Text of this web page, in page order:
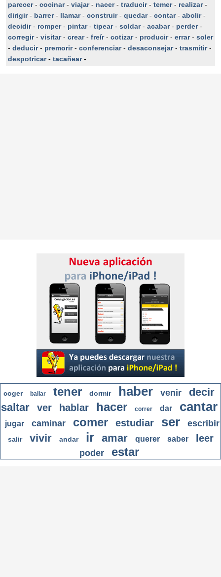
parecer- cocinar- viajar- nacer- traducir- temer- realizar-
dirigir- barrer- llamar- construir- quedar- contar- abolir-
decidir- romper- pintar- tipear- soldar- acabar- perder-
corregir- visitar- crear- freír- cotizar- producir- errar- soler
- deducir- premorir- conferenciar- desaconsejar- trasmitir-
despotricar- tacañear-
coger bailar tener dormir haber venir
decir
saltar
ver hablar hacer correr dar cantar
jugar caminar comer estudiar ser escribir
salir vivir andar ir amar querer saber leer
poder estar